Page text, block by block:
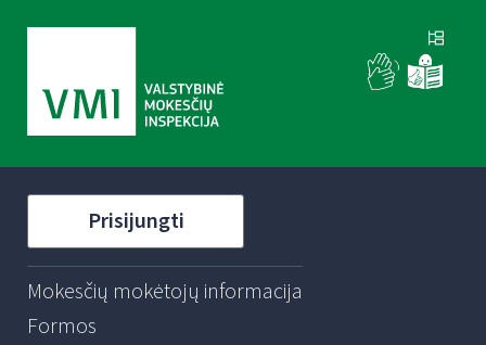
Prisijungti
Mokesčių mokėtojų informacija
Formos